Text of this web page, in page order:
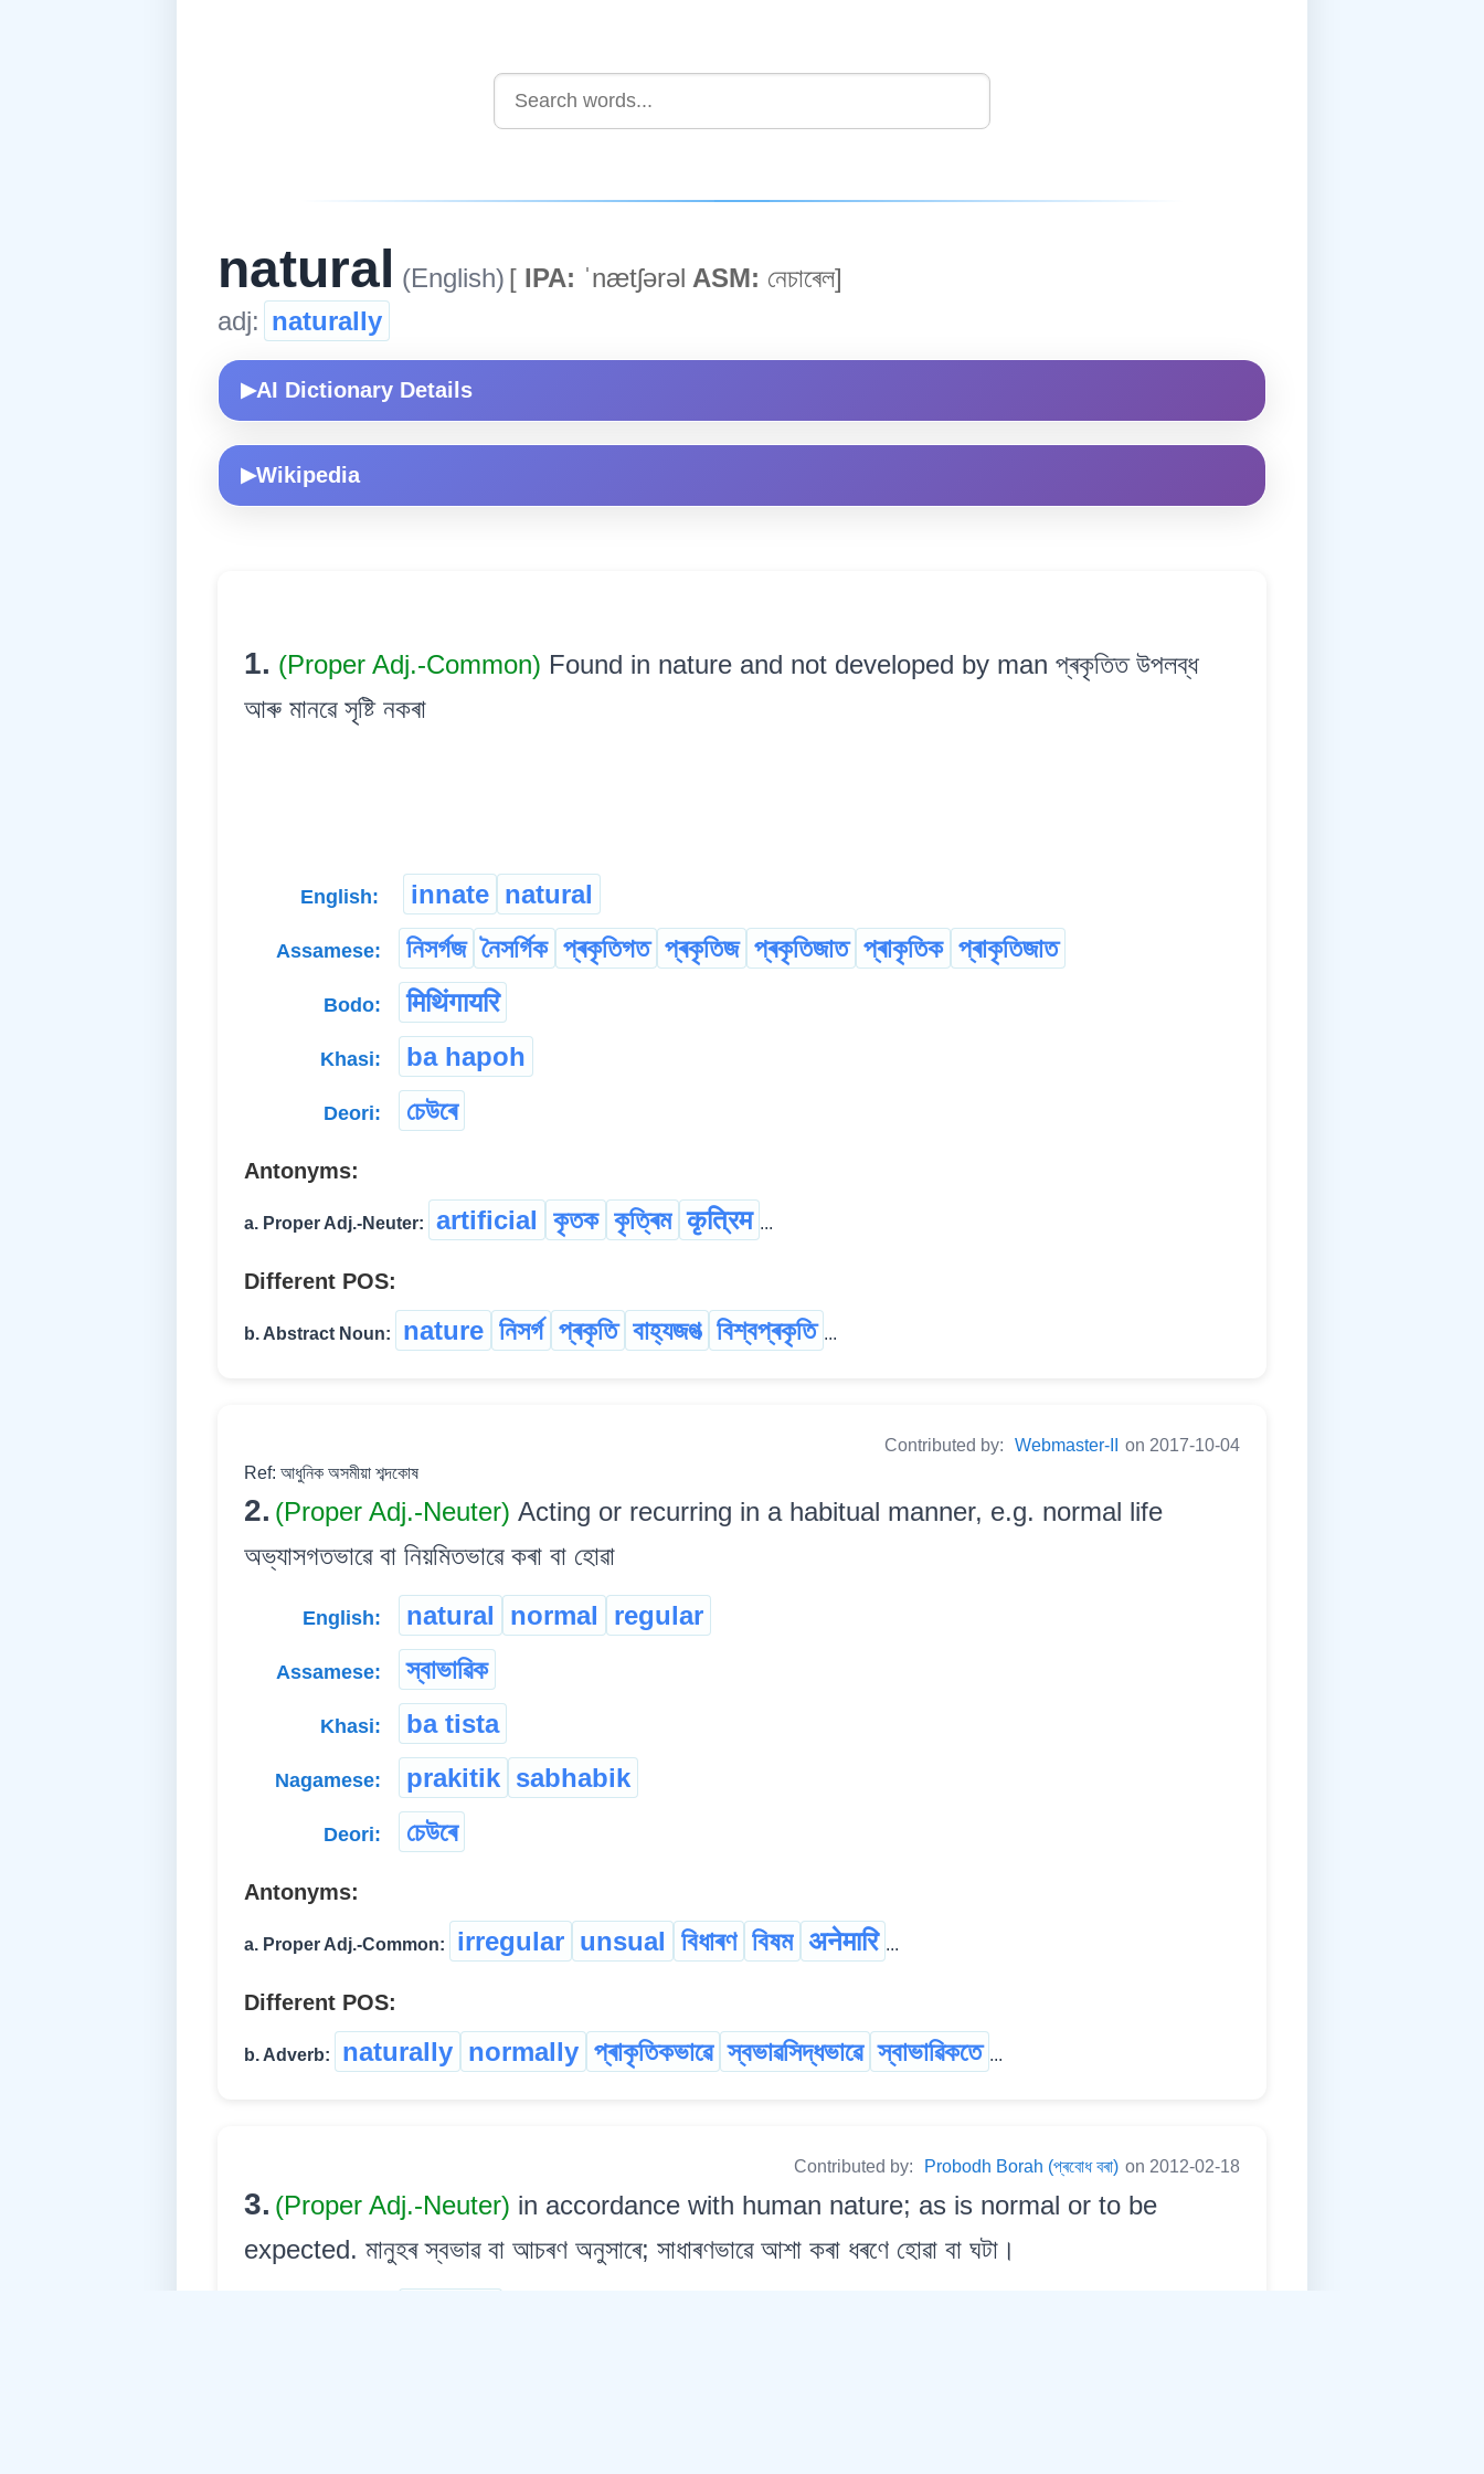
natural (English) [ IPA: ˈnætʃərəl ASM: নেচাৰেল]
adj: naturally
▶AI Dictionary Details
▶Wikipedia
1. (Proper Adj.-Common) Found in nature and not developed by man প্ৰকৃতিত উপলব্ধ
আৰু মানৱে সৃষ্টি নকৰা
English: innate natural
Assamese: নিসৰ্গজ নৈসৰ্গিক প্ৰকৃতিগত প্ৰকৃতিজ প্ৰকৃতিজাত প্ৰাকৃতিক প্ৰাকৃতিজাত
Bodo: मिथिंगायरि
Khasi: ba hapoh
Deori: চেউৰে
Antonyms:
a. Proper Adj.-Neuter: artificial কৃতক কৃত্ৰিম कृत्रिम ...
Different POS:
b. Abstract Noun: nature নিসৰ্গ প্ৰকৃতি বাহ্যজগত্‍ বিশ্বপ্ৰকৃতি ...
Contributed by: Webmaster-II
on 2017-10-04
Ref: আধুনিক অসমীয়া শব্দকোষ
2. (Proper Adj.-Neuter) Acting or recurring in a habitual manner, e.g. normal life
অভ্যাসগতভাৱে বা নিয়মিতভাৱে কৰা বা হোৱা
English: natural normal regular
Assamese: স্বাভাৱিক
Khasi: ba tista
Nagamese: prakitik sabhabik
Deori: চেউৰে
Antonyms:
a. Proper Adj.-Common: irregular unsual বিধাৰণ বিষম अनेमारि ...
Different POS:
b. Adverb: naturally normally প্ৰাকৃতিকভাৱে স্বভাৱসিদ্ধভাৱে স্বাভাৱিকতে ...
Contributed by: Probodh Borah (প্ৰবোধ বৰা) on 2012-02-18
3. (Proper Adj.-Neuter) in accordance with human nature; as is normal or to be
expected. মানুহৰ স্বভাৱ বা আচৰণ অনুসাৰে; সাধাৰণভাৱে আশা কৰা ধৰণে হোৱা বা ঘটা।